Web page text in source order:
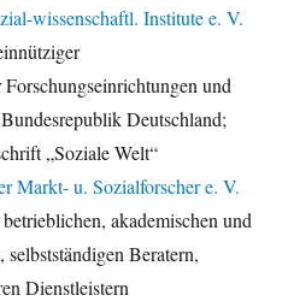
wissenschaftl. Institute e. V.
und
Deutschland;
„Soziale Welt“
Markt- u. Sozialforscher e. V.
akademischen und
Beratern,
Dienstleistern